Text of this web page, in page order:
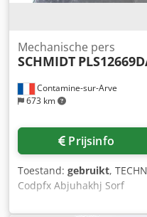
Contamine-sur-Arve
673 km
Mechanische pers
SCHMIDT
Prijsinfo
Toestand: gebruikt,
Codpfx Abjuhakhj Sorf